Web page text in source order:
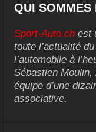
QUI SOMMES
Sport-Auto.ch est
toute l’actualité
l’automobile à
Sébastien Moulin,
équipe d’une
associative.